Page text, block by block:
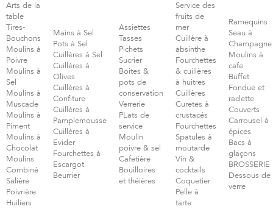
Arts de la
table
Tires-
Bouchons
Moulins à
Poivre
Moulins à
Sel
Moulins à
Muscade
Moulins à
Piment
Moulins à
Chocolat
Moulins
Combiné
Salière
Poivrière
Huiliers
Mains à Sel
Pots à Sel
Cuillères à Sel
Cuillères à
Olives
Cuillères à
Confiture
Cuillères à
Pamplemousse
Cuillères à
Evider
Fourchettes à
Escargot
Beurrier
Assiettes
Tasses
Pichets
Sucrier
Boites &
pots de
conservation
Verrerie
PLats de
service
Moulin
poivre & sel
Cafetière
Bouilloires
et théières
Service des
fruits de
mer
Cuillère à
absinthe
Fourchettes
& cuillères
à huitres
Cuillères
Curetes à
crustacés
Fourchettes
Spatules à
moutarde
Vin &
cocktails
Coquetier
Pelle à
tarte
Ramequins
Seau à
Champagne
Moulins à
cafe
Buffet
Fondue et
raclette
Couverts
Carrousel à
épices
Bacs à
glaçons
BROSSERIE
Dessous de
verre